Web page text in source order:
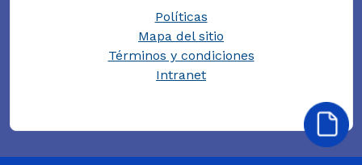
Políticas
Mapa del sitio
Términos y condiciones
Intranet